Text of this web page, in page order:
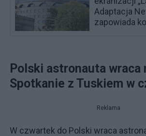
Adaptacja
zapowiada
Polski astronauta wraca
Spotkanie z Tuskiem w
Reklama
W czwartek do Polski wraca